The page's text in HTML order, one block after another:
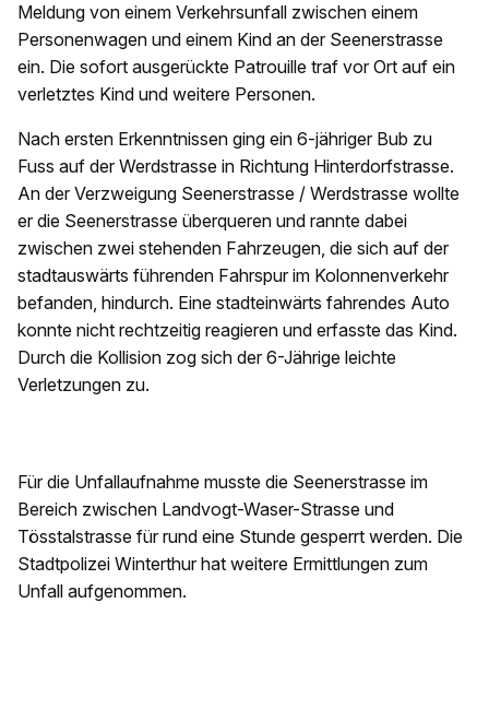
Meldung von einem Verkehrsunfall zwischen einem
Personenwagen und einem Kind an der Seenerstrasse
ein. Die sofort ausgerückte Patrouille traf vor Ort auf ein
verletztes Kind und weitere Personen.
Nach ersten Erkenntnissen ging ein 6-jähriger Bub zu
Fuss auf der Werdstrasse in Richtung Hinterdorfstrasse.
An der Verzweigung Seenerstrasse / Werdstrasse wollte
er die Seenerstrasse überqueren und rannte dabei
zwischen zwei stehenden Fahrzeugen, die sich auf der
stadtauswärts führenden Fahrspur im Kolonnenverkehr
befanden, hindurch. Eine stadteinwärts fahrendes Auto
konnte nicht rechtzeitig reagieren und erfasste das Kind.
Durch die Kollision zog sich der 6-Jährige leichte
Verletzungen zu.
Für die Unfallaufnahme musste die Seenerstrasse im
Bereich zwischen Landvogt-Waser-Strasse und
Tösstalstrasse für rund eine Stunde gesperrt werden. Die
Stadtpolizei Winterthur hat weitere Ermittlungen zum
Unfall aufgenommen.